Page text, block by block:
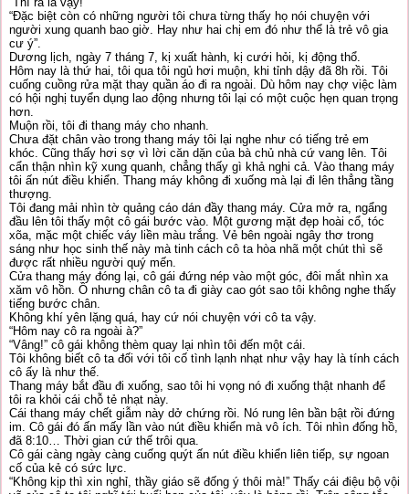
“Đặc biệt còn có những người tôi chưa từng thấy họ nói chuyện với
người xung quanh bao giờ. Hay như hai chị em đó như thể là trẻ vô gia
cư ý”.
Dương lịch, ngày 7 tháng 7, kị xuất hành, kị cưới hỏi, kị động thổ.
Hôm nay là thứ hai, tôi qua tôi ngủ hơi muộn, khi tỉnh dậy đã 8h rồi. Tôi
cuống cuồng rửa mặt thay quần áo đi ra ngoài. Dù hôm nay chợ việc làm
có hội nghị tuyển dụng lao động nhưng tôi lại có một cuộc hẹn quan trọng
hơn.
Muộn rồi, tôi đi thang máy cho nhanh.
Chưa đặt chân vào trong thang máy tôi lại nghe như có tiếng trẻ em
khóc. Cũng thấy hơi sợ vì lời căn dặn của bà chủ nhà cứ vang lên. Tôi
cẩn thận nhìn kỹ xung quanh, chẳng thấy gì khả nghi cả. Vào thang máy
tôi ấn nút điều khiển. Thang máy không đi xuống mà lại đi lên thẳng tầng
thượng.
Tôi đang mải nhìn tờ quảng cáo dán đầy thang máy. Cửa mở ra, ngẩng
đầu lên tôi thấy một cô gái bước vào. Một gương mặt đẹp hoài cổ, tóc
xõa, mặc một chiếc váy liền màu trắng. Vẻ bên ngoài ngây thơ trong
sáng như học sinh thế này mà tinh cách cô ta hòa nhã một chút thì sẽ
được rất nhiều người quý mến.
Cửa thang máy đóng lại, cô gái đứng nép vào một góc, đôi mắt nhìn xa
xăm vô hồn. Ồ nhưng chân cô ta đi giày cao gót sao tôi không nghe thấy
tiếng bước chân.
Không khí yên lặng quá, hay cứ nói chuyện với cô ta vậy.
“Hôm nay cô ra ngoài à?”
“Vâng!” cô gái không thèm quay lại nhìn tôi đến một cái.
Tôi không biết cô ta đối với tôi cố tình lạnh nhạt như vậy hay là tính cách
cô ấy là như thế.
Thang máy bắt đầu đi xuống, sao tôi hi vọng nó đi xuống thật nhanh để
tôi ra khỏi cái chỗ tẻ nhạt này.
Cái thang máy chết giẫm này dở chứng rồi. Nó rung lên bần bật rồi đứng
im. Cô gái đó ấn mấy lần vào nút điều khiển mà vô ích. Tôi nhìn đống hồ,
đã 8:10… Thời gian cứ thế trôi qua.
Cô gái càng ngày càng cuống quýt ấn nút điều khiển liên tiếp, sự ngoan
cố của kẻ có sức lực.
“Không kịp thì xin nghỉ, thầy giáo sẽ đống ý thôi mà!” Thấy cái điệu bộ vội